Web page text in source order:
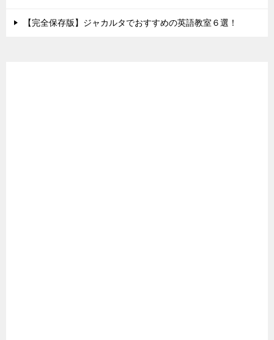
【完全保存版】ジャカルタでおすすめの英語教室６選！